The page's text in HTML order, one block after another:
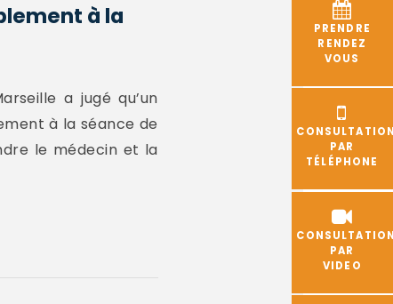
PRENDRE
RENDEZ
VOUS
PAR
TÉLÉPHONE
PAR
VIDEO
à la
a jugé qu’un
à la séance de
le médecin et la